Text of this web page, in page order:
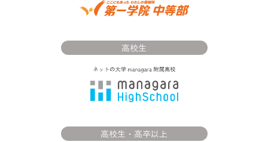
高校生
高校生・高卒以上